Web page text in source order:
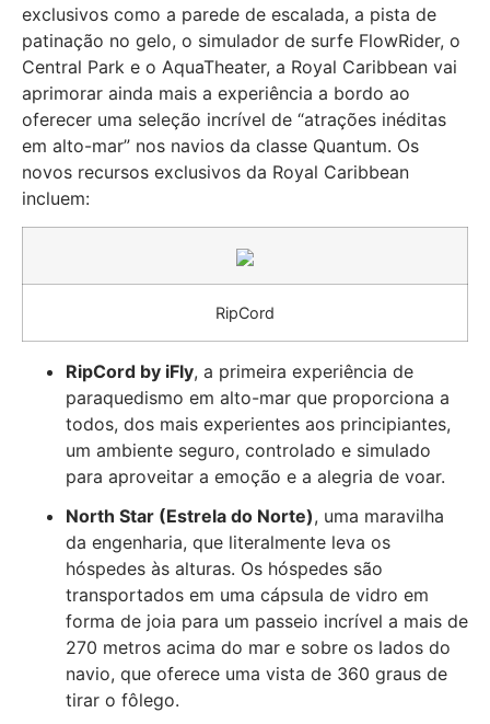
exclusivos como a parede de escalada, a pista de
patinação no gelo, o simulador de surfe FlowRider, o
Central Park e o AquaTheater, a Royal Caribbean vai
aprimorar ainda mais a experiência a bordo ao
oferecer uma seleção incrível de “atrações inéditas
em alto-mar” nos navios da classe Quantum. Os
novos recursos exclusivos da Royal Caribbean
incluem:
RipCord
RipCord by iFly, a primeira experiência de
paraquedismo em alto-mar que proporciona a
todos, dos mais experientes aos principiantes,
um ambiente seguro, controlado e simulado
para aproveitar a emoção e a alegria de voar.
North Star (Estrela do Norte), uma maravilha
da engenharia, que literalmente leva os
hóspedes às alturas. Os hóspedes são
transportados em uma cápsula de vidro em
forma de joia para um passeio incrível a mais de
270 metros acima do mar e sobre os lados do
navio, que oferece uma vista de 360 graus de
tirar o fôlego.